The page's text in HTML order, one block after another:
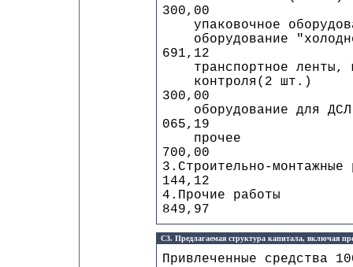
300,00
упаковочное
оборудование
691,12
транспортное ленты,
300,00
065,19
700,00
144,12
849,97
C3. Предлагаемая структура капитала, включая
Привлеченные средства